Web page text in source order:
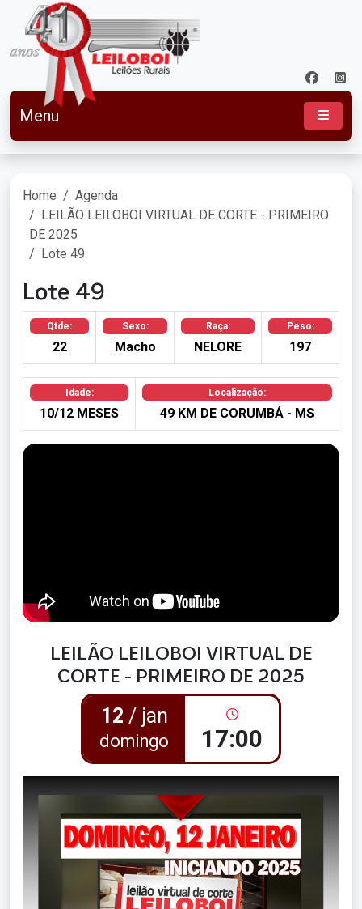
Menu
Home
Agenda
LEILÃO LEILOBOI VIRTUAL DE CORTE - PRIMEIRO
DE 2025
Lote 49
Lote 49
Qtde:
22
Sexo:
Macho
Raça:
NELORE
Peso:
197
Idade:
10/12 MESES
Localização:
49 KM DE CORUMBÁ - MS
LEILÃO LEILOBOI VIRTUAL DE
CORTE - PRIMEIRO DE 2025
12 / jan
domingo 17:00